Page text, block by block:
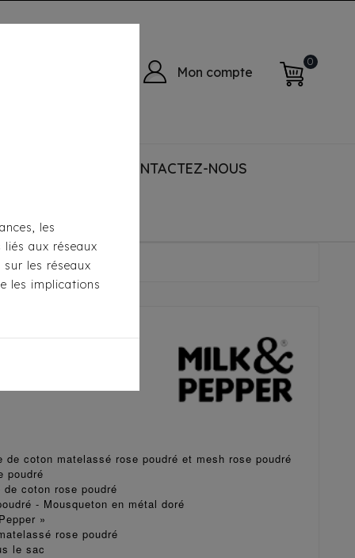
Mon compte
0
CONTACTEZ-NOUS
Alix Rose
Alix Rose
coton matelassé rose poudré et mesh rose poudré
poudré
coton rose poudré
- Mousqueton en métal doré
»
rose poudré
le sac
les
aux réseaux
les réseaux
les implications